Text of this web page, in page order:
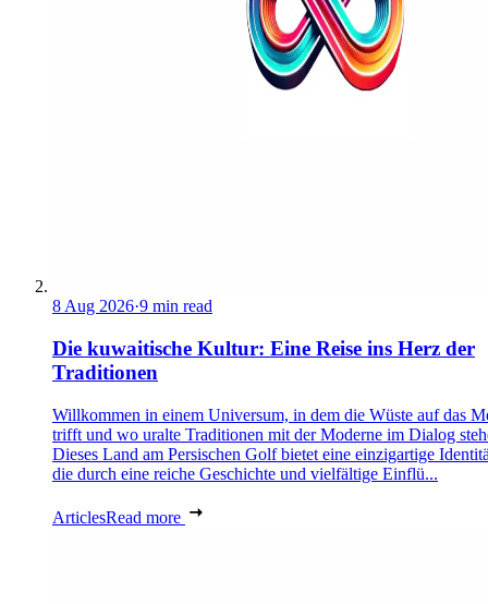
8 Aug 2026·9 min read
Die kuwaitische Kultur: Eine Reise ins Herz der
Traditionen
Willkommen in einem Universum, in dem die Wüste auf das
trifft und wo uralte Traditionen mit der Moderne im Dialog
Dieses Land am Persischen Golf bietet eine einzigartige
die durch eine reiche Geschichte und vielfältige Einflü...
ArticlesRead more